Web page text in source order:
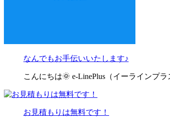
なんでもお手伝いいたします♪
こんにちは🌞 e-LinePlus（イーラインプ
お見積もりは無料です！